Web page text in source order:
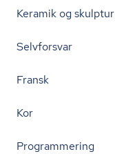
Keramik og skulptur
Selvforsvar
Fransk
Kor
Programmering